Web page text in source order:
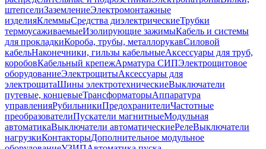
штепселиЗаземлениеЭлектромонтажные
изделияКлеммыСредства диэлектрическиеТрубки
термоусаживаемыеИзолирующие зажимыКабель и системы
для прокладкиКороба, трубы, металлорукавСиловой
кабельНаконечники, гильзы кабельныеАксессуары для труб,
коробовКабельный крепежАрматура СИПЭлектрощитовое
оборудованиеЭлектрощитыАксессуары для
электрощитаШины электротехническиеВыключатели
путевые, концевыеТрансформаторыАппаратура
управленияРубильникиПредохранителиЧастотные
преобразователиПускатели магнитныеМодульная
автоматикаВыключатели автоматическиеРелеВыключатели
нагрузкиКонтакторыДополнительное модульное